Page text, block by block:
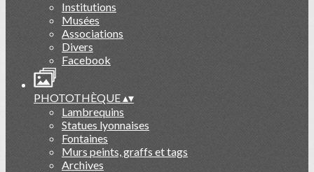
Institutions
Musées
Associations
Divers
Facebook
PHOTOTHÈQUE▴▾
Lambrequins
Statues lyonnaises
Fontaines
Murs peints, graffs et tags
Archives